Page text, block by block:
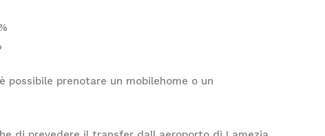
possibile prenotare un mobilehome o un